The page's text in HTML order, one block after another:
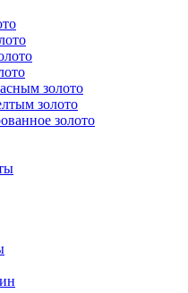
золото
золото
золото